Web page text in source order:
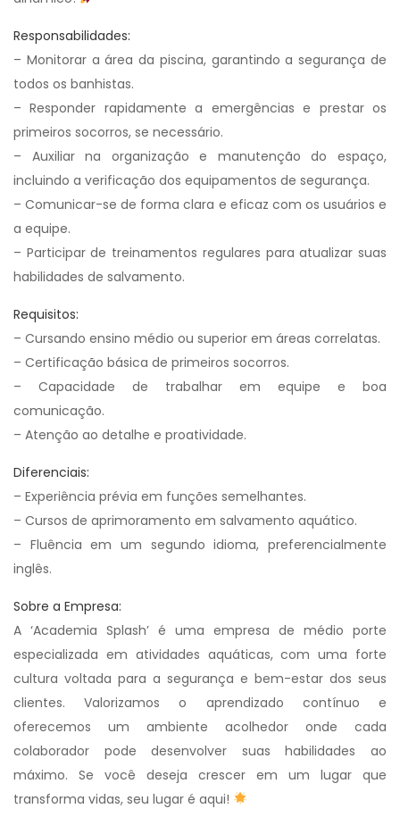
Responsabilidades:
– Monitorar a área da piscina, garantindo a segurança de
todos os banhistas.
– Responder rapidamente a emergências e prestar os
primeiros socorros, se necessário.
– Auxiliar na organização e manutenção do espaço,
incluindo a verificação dos equipamentos de segurança.
– Comunicar-se de forma clara e eficaz com os usuários e
a equipe.
– Participar de treinamentos regulares para atualizar suas
habilidades de salvamento.
Requisitos:
– Cursando ensino médio ou superior em áreas correlatas.
– Certificação básica de primeiros socorros.
– Capacidade de trabalhar em equipe e boa
comunicação.
– Atenção ao detalhe e proatividade.
Diferenciais:
– Experiência prévia em funções semelhantes.
– Cursos de aprimoramento em salvamento aquático.
– Fluência em um segundo idioma, preferencialmente
inglês.
Sobre a Empresa:
A ‘Academia Splash’ é uma empresa de médio porte
especializada em atividades aquáticas, com uma forte
cultura voltada para a segurança e bem-estar dos seus
clientes. Valorizamos o aprendizado contínuo e
oferecemos um ambiente acolhedor onde cada
colaborador pode desenvolver suas habilidades ao
máximo. Se você deseja crescer em um lugar que
transforma vidas, seu lugar é aqui!